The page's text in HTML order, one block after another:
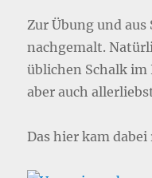
Zur Übung und aus
nachgemalt.
üblichen Schalk im
aber auch
Das hier kam dabei